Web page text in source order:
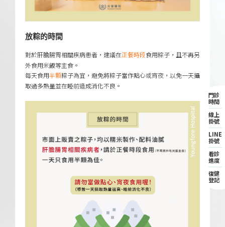
放粽的時間
對於肝膽腸胃相關疾病患者，建議在正餐時段食用粽子，且不再另
外食用米飯等主食。
每天食用半顆粽子為宜，避免將粽子當作點心或宵夜，以免一天攝
取過多熱量並在睡前造成消化不良。
門診
時間
線上
掛號
LINE
掛號
看診
進度
復健
登記